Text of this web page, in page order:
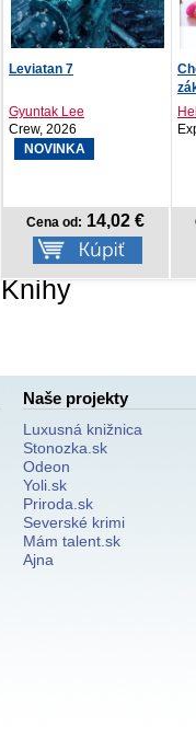
Chémia pre 8. ročník
základnej školy a 3...
Helena Vicenová
Expol Pedagogik...,
Cena od:11,20 €
Knihy
Naše projekty
Luxusná knižnica
Stonozka.sk
Odeon
Yoli.sk
Priroda.sk
Severské krimi
Mám talent.sk
Ajna